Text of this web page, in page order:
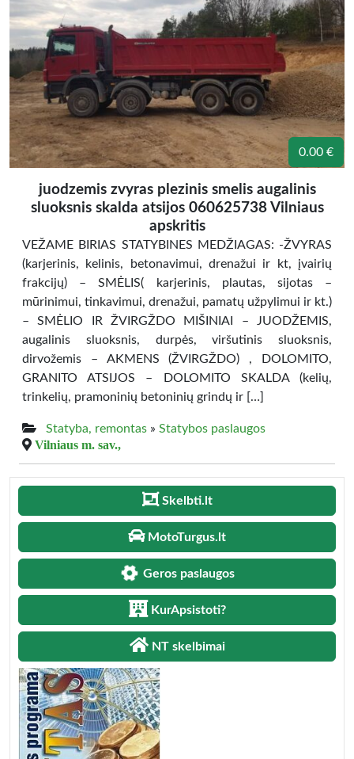
0.00 €
juodzemis zvyras plezinis smelis augalinis
sluoksnis skalda atsijos 060625738 Vilniaus
apskritis
VEŽAME BIRIAS STATYBINES MEDŽIAGAS: -ŽVYRAS
(karjerinis, kelinis, betonavimui, drenažui ir kt, įvairių
frakcijų) – SMĖLIS( karjerinis, plautas, sijotas –
mūrinimui, tinkavimui, drenažui, pamatų užpylimui ir kt.)
– SMĖLIO IR ŽVIRGŽDO MIŠINIAI – JUODŽEMIS,
augalinis sluoksnis, durpės, viršutinis sluoksnis,
dirvožemis – AKMENS (ŽVIRGŽDO) , DOLOMITO,
GRANITO ATSIJOS – DOLOMITO SKALDA (kelių,
trinkelių, pramoninių betoninių grindų ir […]
Statyba, remontas » Statybos paslaugos
Vilniaus m. sav.,
Skelbti.lt
MotoTurgus.lt
Geros paslaugos
KurApsistoti?
NT skelbimai